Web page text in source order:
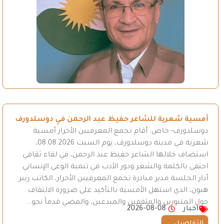
أمسية شعرية للشاعر حفيظ عبد الرحمن في دوسلدورف
دوسلدورف- خاص: أقام تجمع المعرفيين الأحرار أمسية
شعرية في مدينة دوسلدورف، يوم السبت 08.08.2026،
استضاف خلالها الشاعر حفيظ عبد الرحمن، في لقاء ثقافي
احتفى بالكلمة والشعر ودور الأدب في تنمية الوعي الإنساني.
أدار الجلسة مدير مبادرة تجمع المعرفيين الأحرار، الكاتب ريبر
هبون، الذي استهل الأمسية بالتأكيد على ضرورة الالتفاف
حول المتنورين والمثقفين والمبدعين، والمضي قدماً نحو…
اخبار
2026-08-08